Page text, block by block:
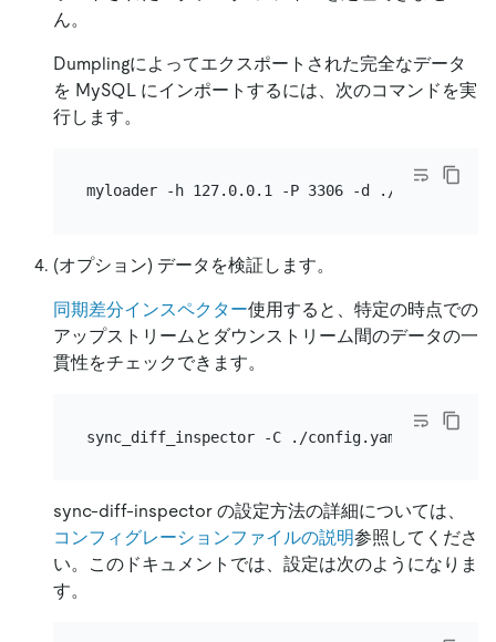
ん。
Dumplingによってエクスポートされた完全なデータ
を MySQL にインポートするには、次のコマンドを実
行します。
(オプション) データを検証します。
同期差分インスペクター使用すると、特定の時点での
アップストリームとダウンストリーム間のデータの一
貫性をチェックできます。
sync-diff-inspector の設定方法の詳細については、
コンフィグレーションファイルの説明参照してくださ
い。このドキュメントでは、設定は次のようになりま
す。